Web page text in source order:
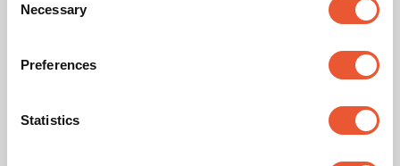
Selection
Necessary
Preferences
Statistics
Récompense & certificats